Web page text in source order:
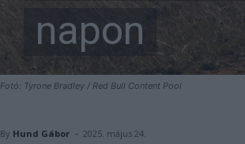
Fotó: Tyrone Bradley / Red Bull Content Pool
napon
By Hund Gábor - 2025. május 24.